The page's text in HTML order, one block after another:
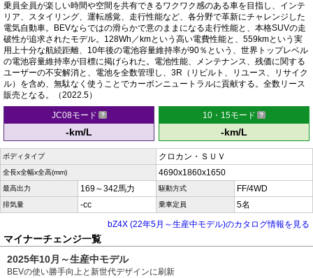
乗員全員が楽しい時間や空間を共有できるワクワク感のある車を目指し、インテ
リア、スタイリング、運転感覚、走行性能など、各分野で革新にチャレンジした
電気自動車。BEVならではの滑らかで意のままになる走行性能と、本格SUVの走
破性が追求されたモデル。128Wh／kmという高い電費性能と、559kmという実
用上十分な航続距離、10年後の電池容量維持率が90％という、世界トップレベル
の電池容量維持率が目標に掲げられた。電池性能、メンテナンス、残価に関する
ユーザーの不安解消と、電池を全数管理し、3R（リビルト、リユース、リサイク
ル）を含め、無駄なく使うことでカーボンニュートラルに貢献する。全数リース
販売となる。（2022.5）
JC08モード
-km/L
10・15モード
-km/L
ボディタイプ クロカン・ＳＵＶ
全長x全幅x全高(mm) 4690x1860x1650
最高出力 169～342馬力 駆動方式 FF/4WD
排気量 -cc 乗車定員
5名
bZ4X (22年5月～生産中モデル)のカタログ情報を見る
マイナーチェンジ一覧
2025年10月～生産中モデル
BEVの使い勝手向上と新世代デザインに刷新